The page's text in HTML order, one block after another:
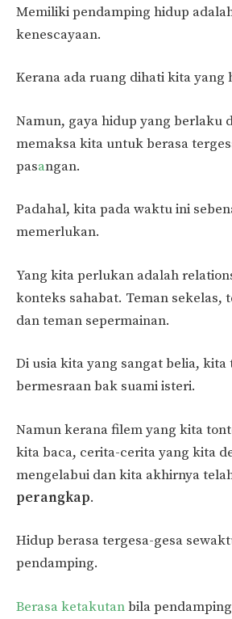
Memiliki pendamping hidup
kenescayaan.
Kerana ada ruang dihati kita yang
Namun, gaya hidup yang berlaku
memaksa kita untuk berasa
pasangan.
Padahal, kita pada waktu ini
memerlukan.
Yang kita perlukan adalah
konteks sahabat. Teman sekelas,
dan teman sepermainan.
Di usia kita yang sangat belia,
bermesraan bak suami isteri.
Namun kerana filem yang kita
kita baca, cerita-cerita yang kita
mengelabui dan kita akhirnya
perangkap.
Hidup berasa tergesa-gesa
pendamping.
Berasa ketakutanbila